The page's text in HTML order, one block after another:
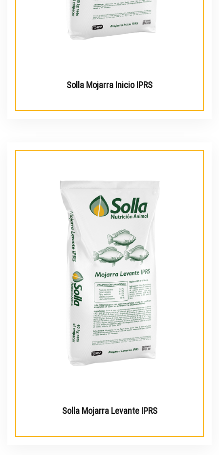
Solla Mojarra Inicio IPRS
Solla Mojarra Levante IPRS